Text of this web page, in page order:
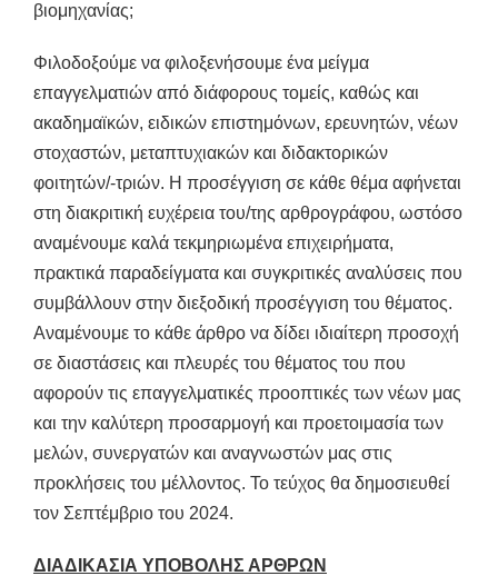
βιομηχανίας;
Φιλοδοξούμε να φιλοξενήσουμε ένα μείγμα
επαγγελματιών από διάφορους τομείς, καθώς και
ακαδημαϊκών, ειδικών επιστημόνων, ερευνητών, νέων
στοχαστών, μεταπτυχιακών και διδακτορικών
φοιτητών/-τριών. Η προσέγγιση σε κάθε θέμα αφήνεται
στη διακριτική ευχέρεια του/της αρθρογράφου, ωστόσο
αναμένουμε καλά τεκμηριωμένα επιχειρήματα,
πρακτικά παραδείγματα και συγκριτικές αναλύσεις που
συμβάλλουν στην διεξοδική προσέγγιση του θέματος.
Αναμένουμε το κάθε άρθρο να δίδει ιδιαίτερη προσοχή
σε διαστάσεις και πλευρές του θέματος του που
αφορούν τις επαγγελματικές προοπτικές των νέων μας
και την καλύτερη προσαρμογή και προετοιμασία των
μελών, συνεργατών και αναγνωστών μας στις
προκλήσεις του μέλλοντος. Το τεύχος θα δημοσιευθεί
τον Σεπτέμβριο του 2024.
ΔΙΑΔΙΚΑΣΙΑ ΥΠΟΒΟΛΗΣ ΑΡΘΡΩΝ